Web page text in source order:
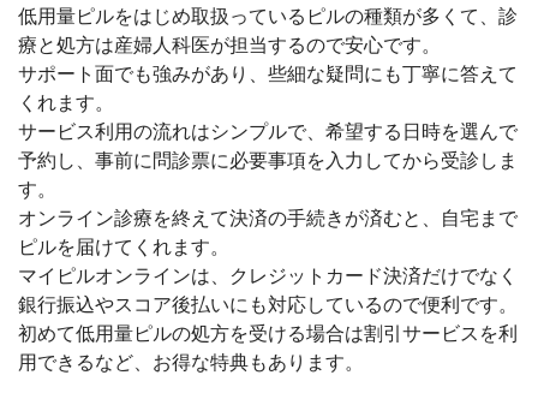
低用量ピルをはじめ取扱っているピルの種類が多くて、診
療と処方は産婦人科医が担当するので安心です。
サポート面でも強みがあり、些細な疑問にも丁寧に答えて
くれます。
サービス利用の流れはシンプルで、希望する日時を選んで
予約し、事前に問診票に必要事項を入力してから受診しま
す。
オンライン診療を終えて決済の手続きが済むと、自宅まで
ピルを届けてくれます。
マイピルオンラインは、クレジットカード決済だけでなく
銀行振込やスコア後払いにも対応しているので便利です。
初めて低用量ピルの処方を受ける場合は割引サービスを利
用できるなど、お得な特典もあります。